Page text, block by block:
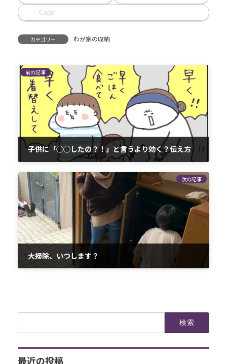
Copy
カテゴリー わが家の収納
前の記事
子供に「◯◯したの？！」と言うより効く？伝え方
次の記事
大掃除、いつします？
最近の投稿